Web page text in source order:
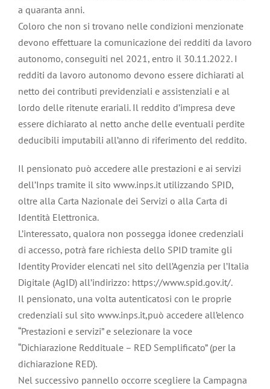
a quaranta anni.
Coloro che non si trovano nelle condizioni menzionate
devono effettuare la comunicazione dei redditi da lavoro
autonomo, conseguiti nel 2021, entro il 30.11.2022. I
redditi da lavoro autonomo devono essere dichiarati al
netto dei contributi previdenziali e assistenziali e al
lordo delle ritenute erariali. Il reddito d’impresa deve
essere dichiarato al netto anche delle eventuali perdite
deducibili imputabili all’anno di riferimento del reddito.
Il pensionato può accedere alle prestazioni e ai servizi
dell’Inps tramite il sito www.inps.it utilizzando SPID,
oltre alla Carta Nazionale dei Servizi o alla Carta di
Identità Elettronica.
L’interessato, qualora non possegga idonee credenziali
di accesso, potrà fare richiesta dello SPID tramite gli
Identity Provider elencati nel sito dell’Agenzia per l’Italia
Digitale (AgID) all’indirizzo: https://www.spid.gov.it/.
Il pensionato, una volta autenticatosi con le proprie
credenziali sul sito www.inps.it,può accedere all’elenco
“Prestazioni e servizi” e selezionare la voce
“Dichiarazione Reddituale – RED Semplificato” (per la
dichiarazione RED).
Nel successivo pannello occorre scegliere la Campagna